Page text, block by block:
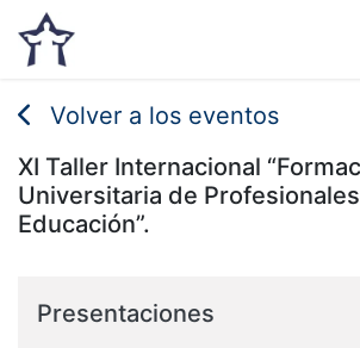
Volver a los eventos
XI Taller Internacional
Universitaria de
Educación”.
Presentaciones